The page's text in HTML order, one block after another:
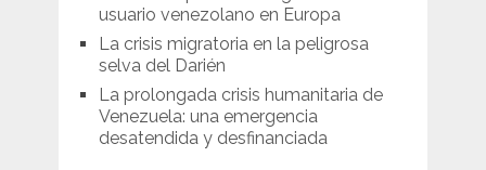
usuario venezolano en Europa
La crisis migratoria en la peligrosa
selva del Darién
La prolongada crisis humanitaria de
Venezuela: una emergencia
desatendida y desfinanciada